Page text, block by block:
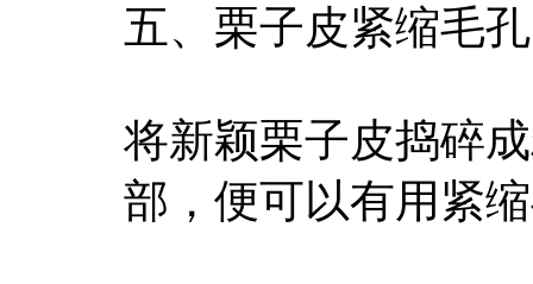
五、栗子皮紧缩毛孔
将新颖栗子皮捣碎
部，便可以有用紧